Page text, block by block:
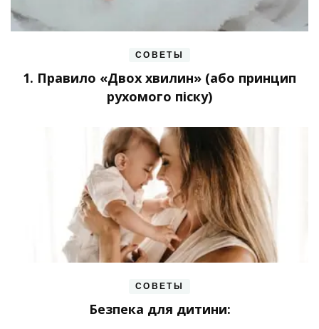
СОВЕТЫ
1. Правило «Двох хвилин» (або принцип
рухомого піску)
СОВЕТЫ
Безпека для дитини: